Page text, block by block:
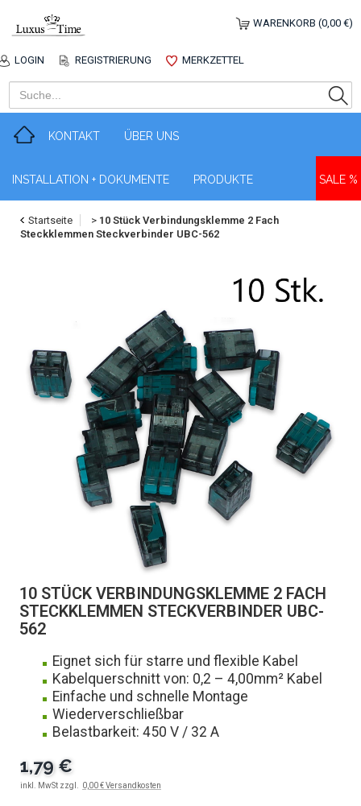
LOGIN REGISTRIERUNG MERKZETTEL
WARENKORB (0,00 €)
KONTAKT ÜBER UNS
INSTALLATION + DOKUMENTE PRODUKTE SALE %
Startseite > 10 Stück Verbindungsklemme 2 Fach
Steckklemmen Steckverbinder UBC-562
10 STÜCK VERBINDUNGSKLEMME 2 FACH
STECKKLEMMEN STECKVERBINDER UBC-
562
Eignet sich für starre und flexible Kabel
Kabelquerschnitt von: 0,2 – 4,00mm² Kabel
Einfache und schnelle Montage
Wiederverschließbar
Belastbarkeit: 450 V / 32 A
1,79 €
inkl. MwSt zzgl. 0,00 € Versandkosten